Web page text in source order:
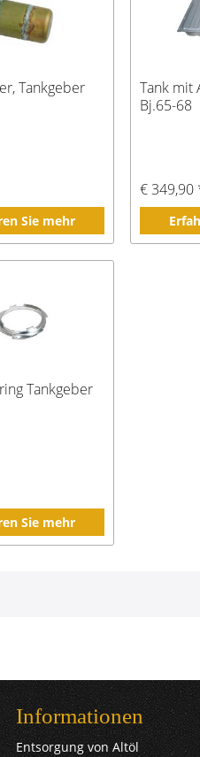
Tankgeber
Sie mehr
Tank mit
Bj.65-68
€ 349,90
Tankgeber
Sie mehr
Informationen
Entsorgung von Altöl